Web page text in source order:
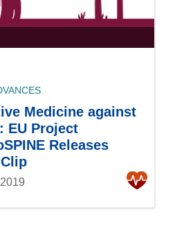
Medicine against
EU Project
Releases